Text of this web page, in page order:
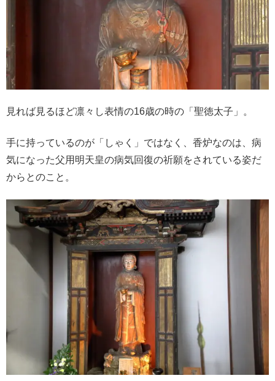
見れば見るほど凛々し表情の16歳の時の「聖徳太子」。
手に持っているのが「しゃく」ではなく、香炉なのは、病
気になった父用明天皇の病気回復の祈願をされている姿だ
からとのこと。